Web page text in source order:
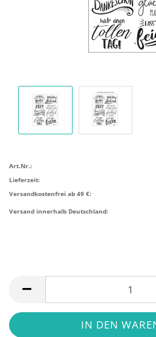
Art.Nr.:
Lieferzeit:
Versandkostenfrei ab 49 €:
Versand innerhalb Deutschland: